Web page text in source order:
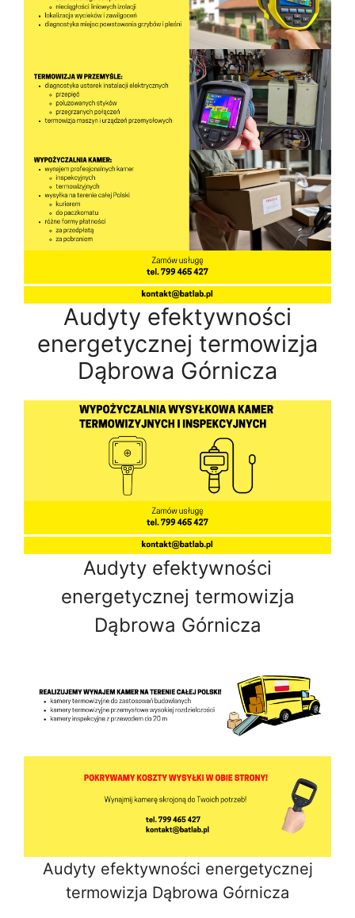
Audyty efektywności
energetycznej termowizja
Dąbrowa Górnicza
Audyty efektywności
energetycznej termowizja
Dąbrowa Górnicza
Audyty efektywności energetycznej
termowizja Dąbrowa Górnicza